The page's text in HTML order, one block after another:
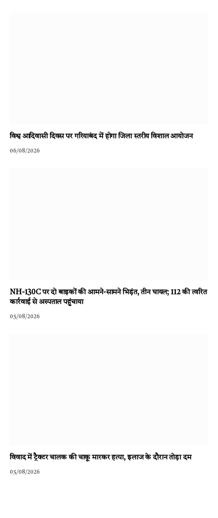
विश्व आदिवासी दिवस पर गरियाबंद में होगा जिला स्तरीय विशाल आयोजन
06/08/2026
NH-130C पर दो बाइकों की आमने-सामने भिड़ंत, तीन घायल; 112 की त्वरित
कार्रवाई से अस्पताल पहुंचाया
05/08/2026
विवाद में ट्रैक्टर चालक की चाकू मारकर हत्या, इलाज के दौरान तोड़ा दम
05/08/2026